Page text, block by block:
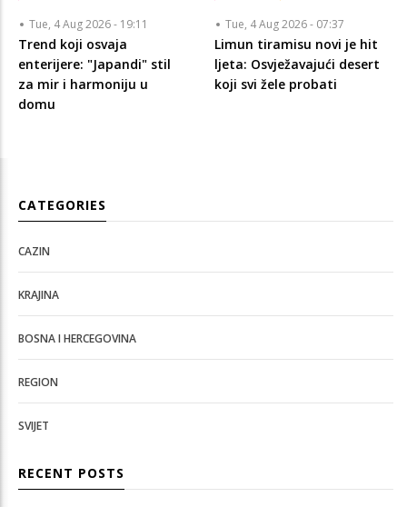
Tue, 4 Aug 2026 - 19:11
Trend koji osvaja
enterijere: "Japandi" stil
za mir i harmoniju u
domu
Tue, 4 Aug 2026 - 07:37
Limun tiramisu novi je hit
ljeta: Osvježavajući desert
koji svi žele probati
CATEGORIES
CAZIN
KRAJINA
BOSNA I HERCEGOVINA
REGION
SVIJET
RECENT POSTS